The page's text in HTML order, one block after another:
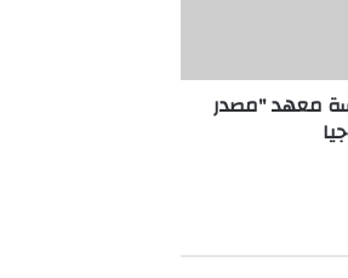
معهد "مصدر